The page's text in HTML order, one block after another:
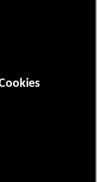
dirigida por